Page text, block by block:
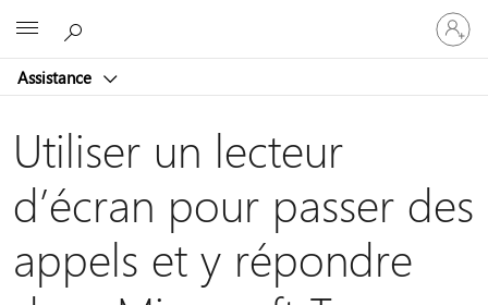
Assistance
vous
à
compte
Utiliser un lecteur
d’écran pour passer des
appels et y répondre